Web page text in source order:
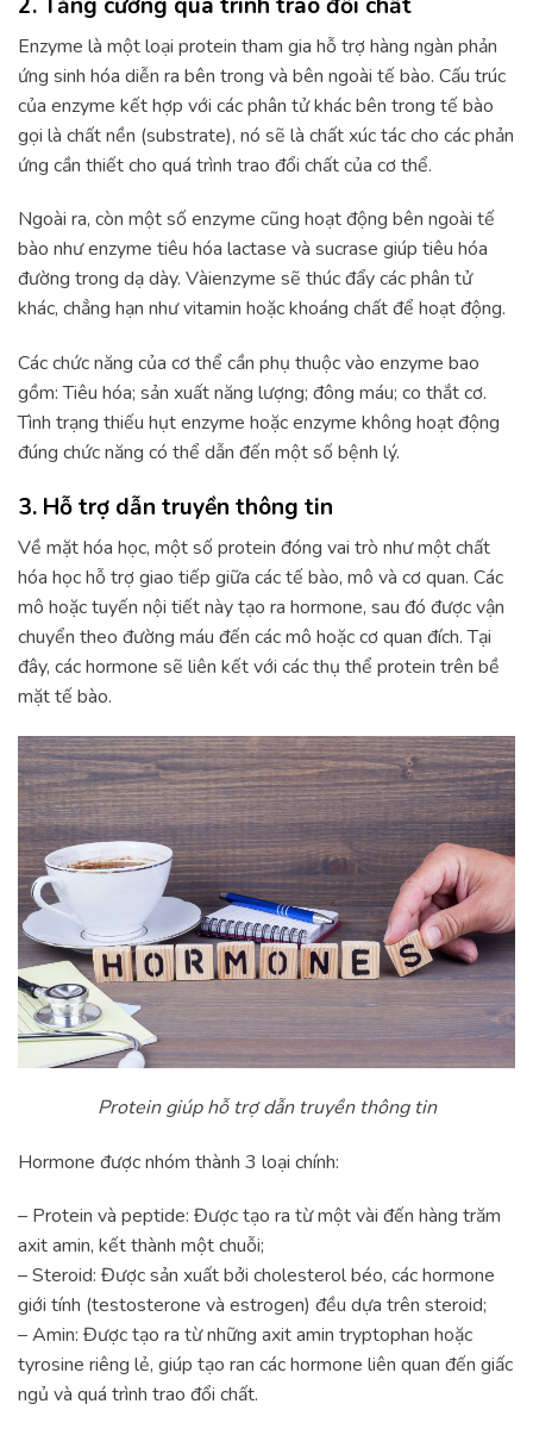
Enzyme là một loại protein tham gia hỗ trợ hàng ngàn phản
ứng sinh hóa diễn ra bên trong và bên ngoài tế bào. Cấu trúc
của enzyme kết hợp với các phân tử khác bên trong tế bào
gọi là chất nền (substrate), nó sẽ là chất xúc tác cho các phản
ứng cần thiết cho quá trình trao đổi chất của cơ thể.
Ngoài ra, còn một số enzyme cũng hoạt động bên ngoài tế
bào như enzyme tiêu hóa lactase và sucrase giúp tiêu hóa
đường trong dạ dày. Vàienzyme sẽ thúc đẩy các phân tử
khác, chẳng hạn như vitamin hoặc khoáng chất để hoạt động.
Các chức năng của cơ thể cần phụ thuộc vào enzyme bao
gồm: Tiêu hóa; sản xuất năng lượng; đông máu; co thắt cơ.
Tình trạng thiếu hụt enzyme hoặc enzyme không hoạt động
đúng chức năng có thể dẫn đến một số bệnh lý.
3. Hỗ trợ dẫn truyền thông tin
Về mặt hóa học, một số protein đóng vai trò như một chất
hóa học hỗ trợ giao tiếp giữa các tế bào, mô và cơ quan. Các
mô hoặc tuyến nội tiết này tạo ra hormone, sau đó được vận
chuyển theo đường máu đến các mô hoặc cơ quan đích. Tại
đây, các hormone sẽ liên kết với các thụ thể protein trên bề
mặt tế bào.
Protein giúp hỗ trợ dẫn truyền thông tin
Hormone được nhóm thành 3 loại chính:
– Protein và peptide: Được tạo ra từ một vài đến hàng trăm
axit amin, kết thành một chuỗi;
– Steroid: Được sản xuất bởi cholesterol béo, các hormone
giới tính (testosterone và estrogen) đều dựa trên steroid;
– Amin: Được tạo ra từ những axit amin tryptophan hoặc
tyrosine riêng lẻ, giúp tạo ran các hormone liên quan đến giấc
ngủ và quá trình trao đổi chất.